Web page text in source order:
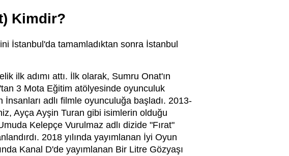
Kimdir?
İstanbul'da tamamladıktan sonra İstanbul
ilk adımı attı. İlk olarak, Sumru Onat'ın
3 Mota Eğitim atölyesinde oyunculuk
adlı filmle oyunculuğa başladı. 2013-
Ayça Ayşin Turan gibi isimlerin olduğu
Kelepçe Vurulmaz adlı dizide "Fırat"
2018 yılında yayımlanan İyi Oyun
Kanal D'de yayımlanan Bir Litre Gözyaşı